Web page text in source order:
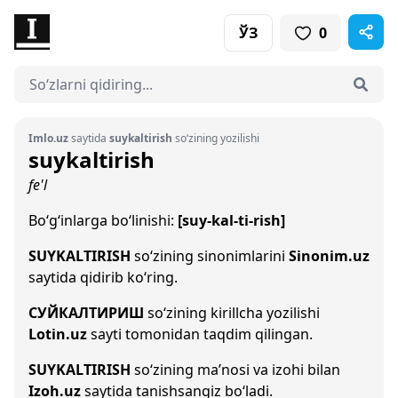
ЎЗ 0
Imlo.uzsaytida suykaltirish so‘zining yozilishi
suykaltirish
fe'l
Bo‘g‘inlarga bo‘linishi: [suy-kal-ti-rish]
SUYKALTIRISH so‘zining sinonimlarini Sinonim.uz
saytida qidirib ko‘ring.
СУЙКАЛТИРИШ so‘zining kirillcha yozilishi
Lotin.uzsayti tomonidan taqdim qilingan.
SUYKALTIRISH so‘zining ma’nosi va izohi bilan
Izoh.uzsaytida tanishsangiz bo‘ladi.